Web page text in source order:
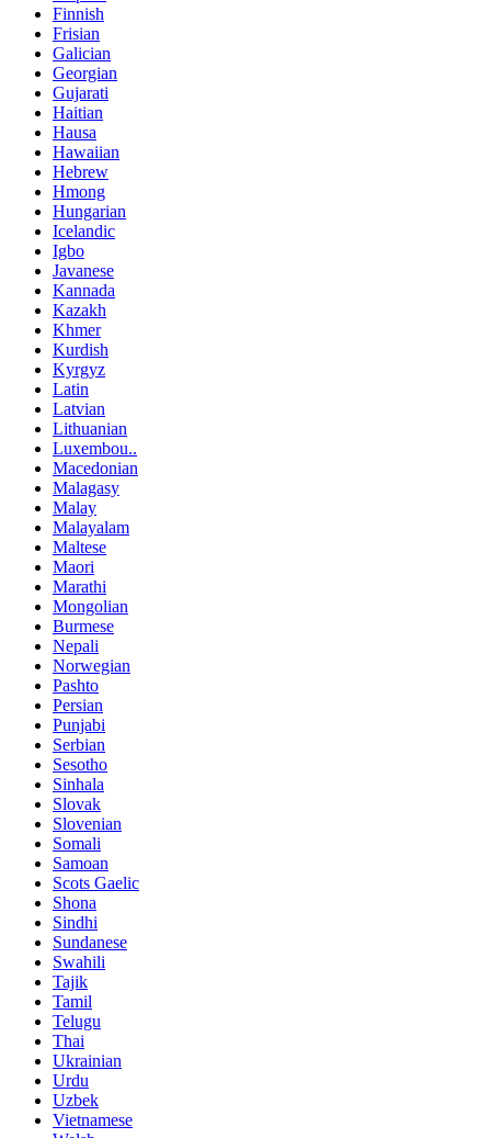
Finnish
Frisian
Galician
Georgian
Gujarati
Haitian
Hausa
Hawaiian
Hebrew
Hmong
Hungarian
Icelandic
Igbo
Javanese
Kannada
Kazakh
Khmer
Kurdish
Kyrgyz
Latin
Latvian
Lithuanian
Luxembou..
Macedonian
Malagasy
Malay
Malayalam
Maltese
Maori
Marathi
Mongolian
Burmese
Nepali
Norwegian
Pashto
Persian
Punjabi
Serbian
Sesotho
Sinhala
Slovak
Slovenian
Somali
Samoan
Scots Gaelic
Shona
Sindhi
Sundanese
Swahili
Tajik
Tamil
Telugu
Thai
Ukrainian
Urdu
Uzbek
Vietnamese